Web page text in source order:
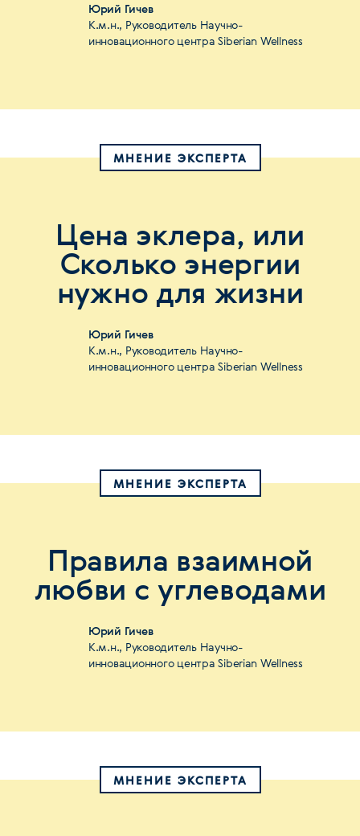
Юрий Гичев
К.м.н., Руководитель Научно-
инновационного центра Siberian Wellness
МНЕНИЕ ЭКСПЕРТА
Цена эклера, или
Сколько энергии
нужно для жизни
Юрий Гичев
К.м.н., Руководитель Научно-
инновационного центра Siberian Wellness
МНЕНИЕ ЭКСПЕРТА
Правила взаимной
любви с углеводами
Юрий Гичев
К.м.н., Руководитель Научно-
инновационного центра Siberian Wellness
МНЕНИЕ ЭКСПЕРТА